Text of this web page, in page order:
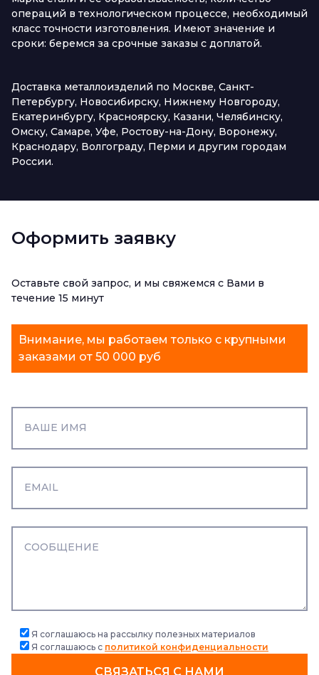
операций в технологическом процессе, необходимый
класс точности изготовления. Имеют значение и
сроки: беремся за срочные заказы с доплатой.
Доставка металлоизделий по Москве, Санкт-
Петербургу, Новосибирску, Нижнему Новгороду,
Екатеринбургу, Красноярску, Казани, Челябинску,
Омску, Самаре, Уфе, Ростову-на-Дону, Воронежу,
Краснодару, Волгограду, Перми и другим городам
России.
Оформить заявку
Оставьте свой запрос, и мы свяжемся с Вами в
течение 15 минут
Внимание, мы работаем только с крупными
заказами от 50 000 руб
Я соглашаюсь на рассылку полезных материалов
Я соглашаюсь с политикой конфиденциальности
СВЯЗАТЬСЯ С НАМИ